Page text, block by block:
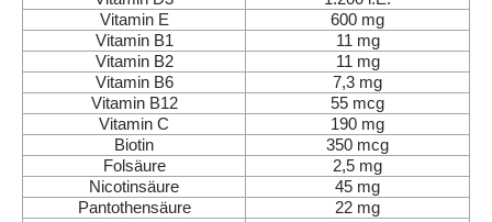
Vitamin E
600 mg
Vitamin B1
11 mg
Vitamin B2
11 mg
Vitamin B6
7,3 mg
Vitamin B12
55 mcg
Vitamin C
190 mg
Biotin
350 mcg
Folsäure
2,5 mg
Nicotinsäure
45 mg
Pantothensäure
22 mg